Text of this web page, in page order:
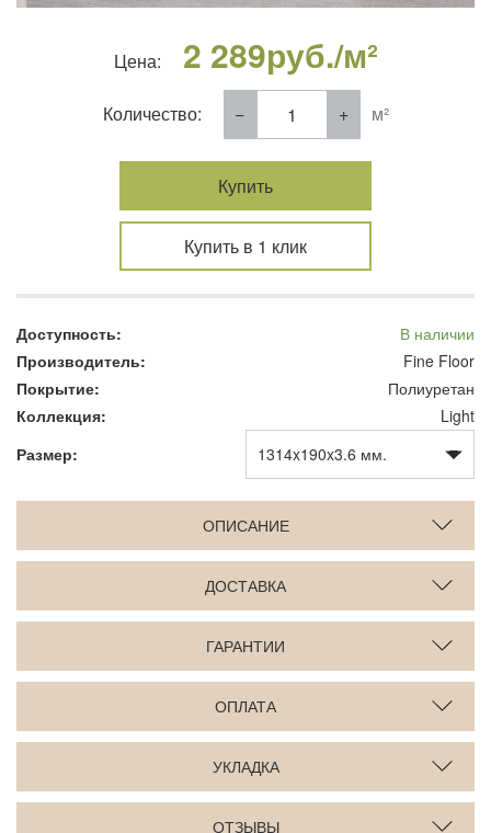
Цена: 2 289руб./м²
Количество: м²
Купить
Купить в 1 клик
Доступность:
В наличии
Производитель:
Fine Floor
Покрытие:
Полиуретан
Коллекция:
Light
Размер:
ОПИСАНИЕ
ДОСТАВКА
ГАРАНТИИ
ОПЛАТА
УКЛАДКА
ОТЗЫВЫ